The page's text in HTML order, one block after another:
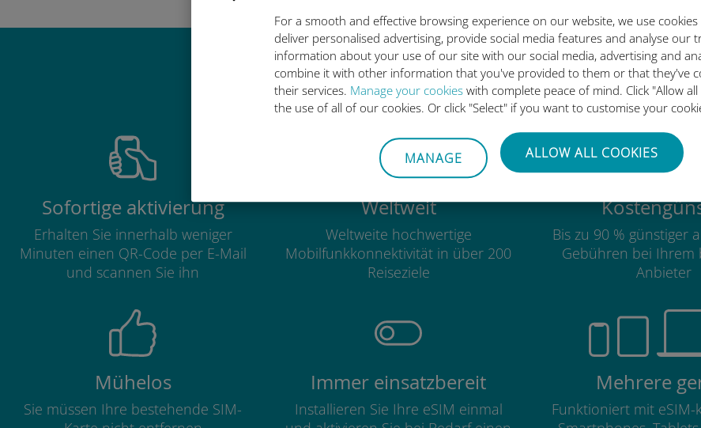
For a smooth and effective browsing experience on our website, we use
deliver personalised advertising, provide social media features and analyse our
information about your use of our site with our social media, advertising and
combine it with other information that you've provided to them or that they've
their services. Manage your cookies with complete peace of mind. Click "Allow
the use of all of our cookies. Or click "Select" if you want to customise your
MANAGE ALLOW ALL COOKIES
Warum ist die internationale Ubigi
Sofortige aktivierung
Erhalten Sie innerhalb weniger
Minuten einen QR-Code per E-Mail
und scannen Sie ihn
Weltweit
Weltweite hochwertige
Mobilfunkkonnektivität in über 200
Reiseziele
Bis zu 90 % günstiger
Gebühren bei Ihrem
Anbieter
Mühelos
Sie müssen Ihre bestehende SIM-
Immer einsatzbereit
Installieren Sie Ihre eSIM einmal
Mehrere
Funktioniert mit